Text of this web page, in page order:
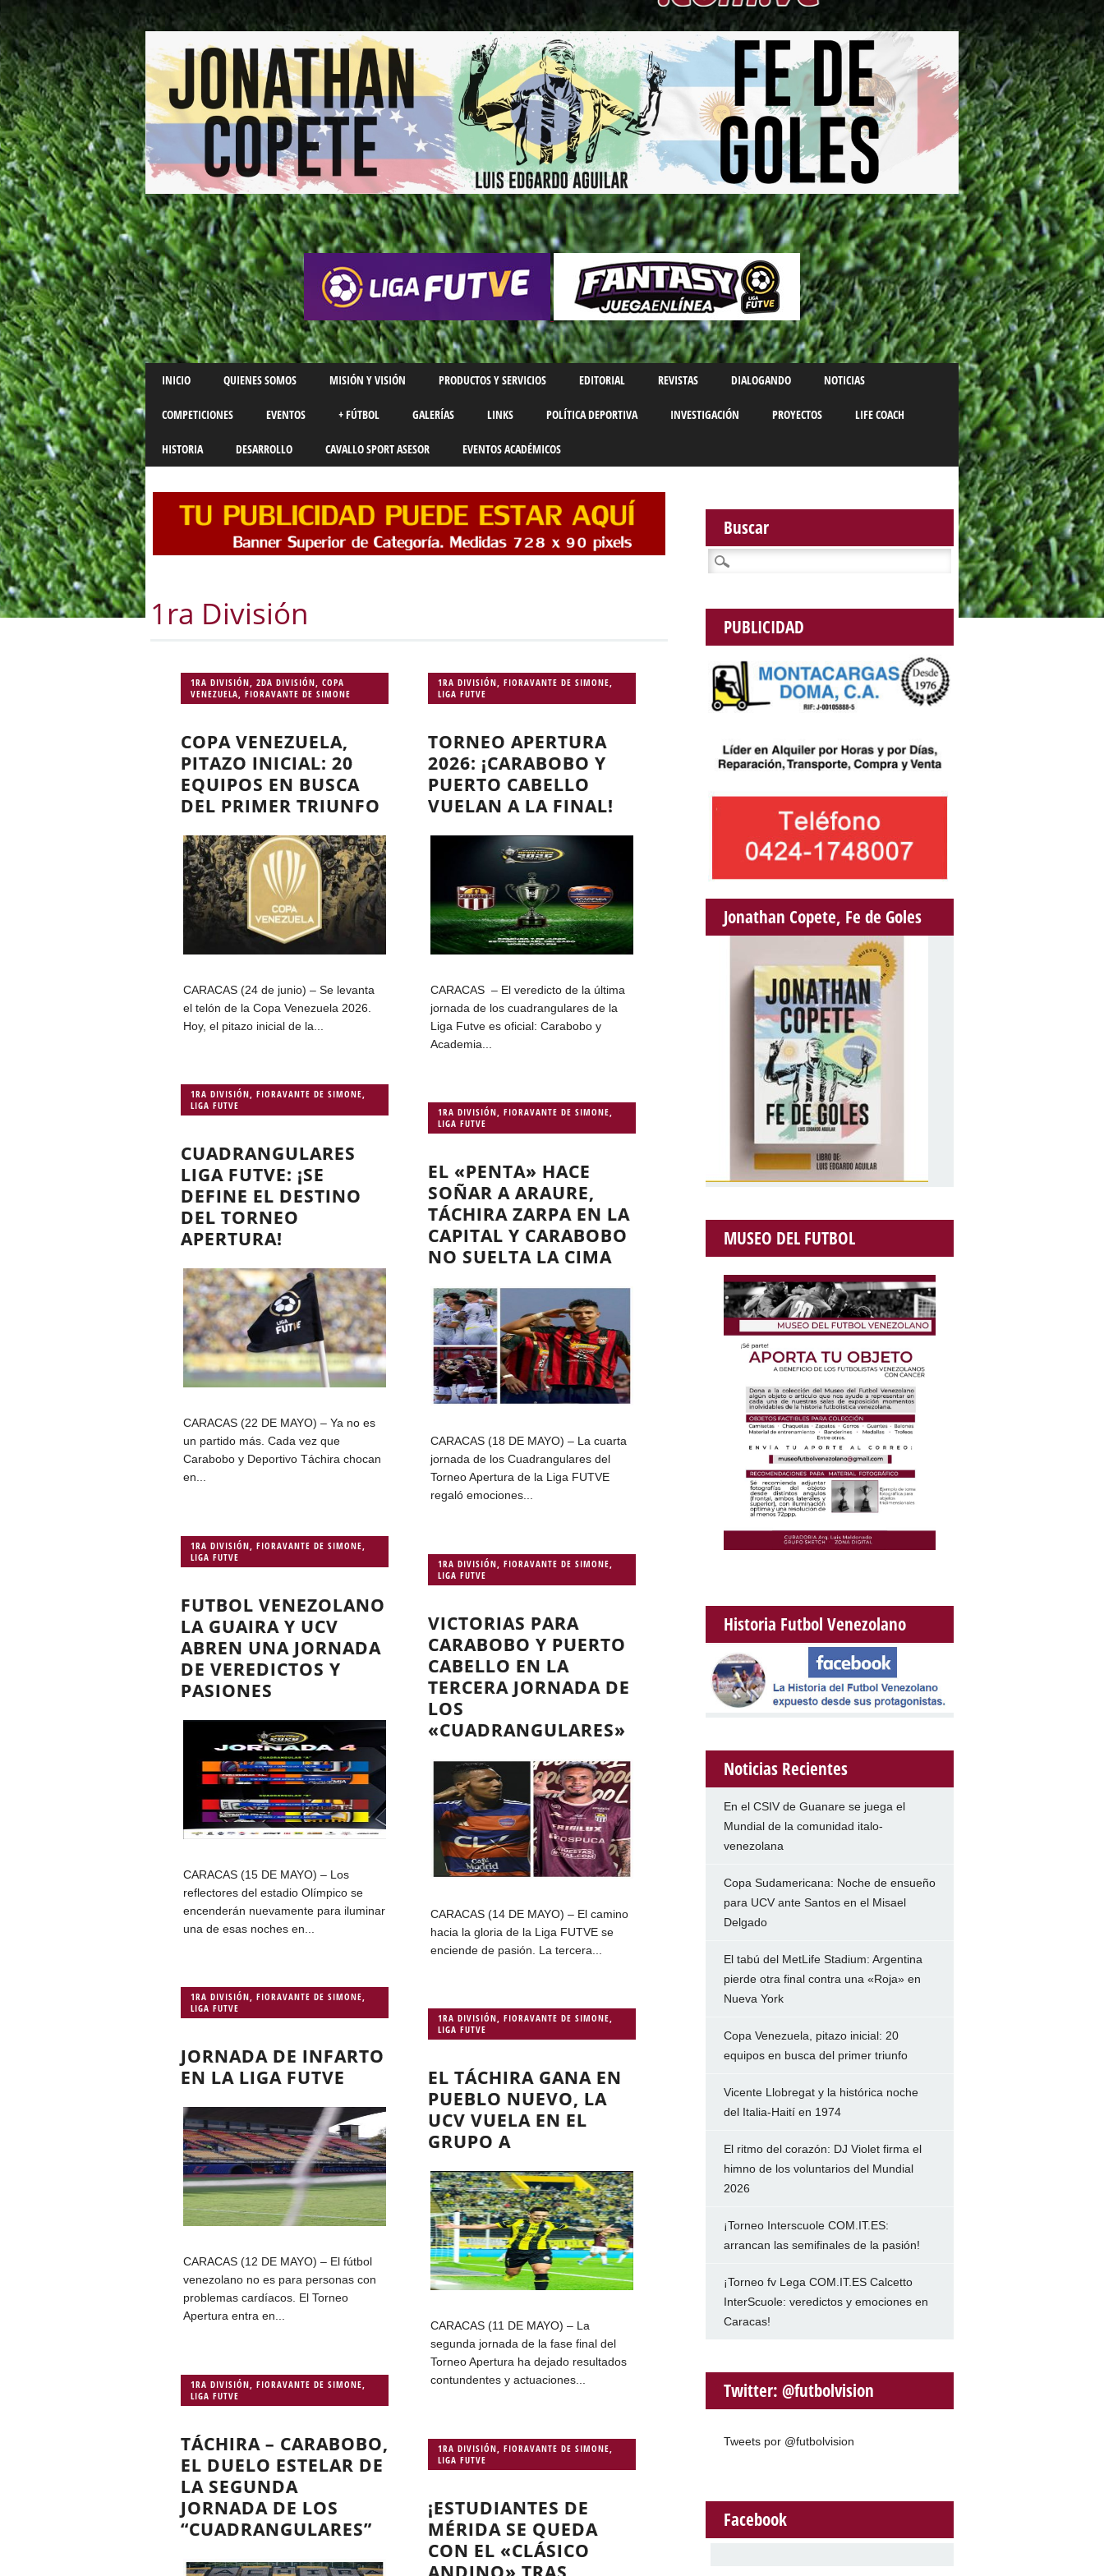
Main menu
Skip
to
content
INICIO QUIENES SOMOS MISIÓN Y VISIÓN PRODUCTOS Y SERVICIOS EDITORIAL REVISTAS DIALOGANDO NOTICIAS
COMPETICIONES EVENTOS + FÚTBOL GALERÍAS LINKS POLÍTICA DEPORTIVA INVESTIGACIÓN PROYECTOS LIFE COACH
HISTORIA DESARROLLO CAVALLO SPORT ASESOR EVENTOS ACADÉMICOS
1ra División
1RA DIVISIÓN ,2DA DIVISIÓN ,COPA
VENEZUELA ,FIORAVANTE DE SIMONE
COPA VENEZUELA,
PITAZO INICIAL: 20
EQUIPOS EN BUSCA
DEL PRIMER TRIUNFO
CARACAS (24 de junio) – Se levanta
el telón de la Copa Venezuela 2026.
Hoy, el pitazo inicial de la...
1RA DIVISIÓN FIORAVANTE DE SIMONE
LIGA FUTVE
TORNEO APERTURA
2026: ¡CARABOBO Y
PUERTO CABELLO
VUELAN A LA FINAL!
CARACAS – El veredicto de la última
jornada de los cuadrangulares de la
Liga Futve es oficial: Carabobo y
Academia...
1RA DIVISIÓN,FIORAVANTE DE SIMONE,
LIGA FUTVE
CUADRANGULARES
LIGA FUTVE: ¡SE
DEFINE EL DESTINO
DEL TORNEO
APERTURA!
CARACAS (22 DE MAYO) – Ya no es
un partido más. Cada vez que
Carabobo y Deportivo Táchira chocan
en...
1RA DIVISIÓN, FIORAVANTE DE SIMONE,
LIGA FUTVE
EL «PENTA» HACE
SOÑAR A ARAURE,
TÁCHIRA ZARPA EN LA
CAPITAL Y CARABOBO
NO SUELTA LA CIMA
CARACAS (18 DE MAYO) – La cuarta
jornada de los Cuadrangulares del
Torneo Apertura de la Liga FUTVE
regaló emociones...
1RA DIVISIÓN ,FIORAVANTE DE SIMONE
LIGA FUTVE
FUTBOL VENEZOLANO
LA GUAIRA Y UCV
ABREN UNA JORNADA
DE VEREDICTOS Y
PASIONES
CARACAS (15 DE MAYO) – Los
reflectores del estadio Olímpico se
encenderán nuevamente para iluminar
una de esas noches en...
1RA DIVISIÓN FIORAVANTE DE SIMONE
LIGA FUTVE
VICTORIAS PARA
CARABOBO Y PUERTO
CABELLO EN LA
TERCERA JORNADA DE
LOS
«CUADRANGULARES»
CARACAS (14 DE MAYO) – El camino
hacia la gloria de la Liga FUTVE se
enciende de pasión. La tercera...
1RA DIVISIÓN,FIORAVANTE DE SIMONE,
LIGA FUTVE
JORNADA DE INFARTO
EN LA LIGA FUTVE
CARACAS (12 DE MAYO) – El fútbol
venezolano no es para personas con
problemas cardíacos. El Torneo
Apertura entra en...
1RA DIVISIÓN, FIORAVANTE DE SIMONE,
LIGA FUTVE
EL TÁCHIRA GANA EN
PUEBLO NUEVO, LA
UCV VUELA EN EL
GRUPO A
CARACAS (11 DE MAYO) – La
segunda jornada de la fase final del
Torneo Apertura ha dejado resultados
contundentes y actuaciones...
1RA DIVISIÓN ,FIORAVANTE DE SIMONE
LIGA FUTVE
TÁCHIRA – CARABOBO,
EL DUELO ESTELAR DE
LA SEGUNDA
JORNADA DE LOS
“CUADRANGULARES”
1RA DIVISIÓN FIORAVANTE DE SIMONE
LIGA FUTVE
¡ESTUDIANTES DE
MÉRIDA SE QUEDA
CON EL «CLÁSICO
Buscar
Buscar:
PUBLICIDAD
Jonathan Copete, Fe de Goles
MUSEO DEL FUTBOL
Historia Futbol Venezolano
Noticias Recientes
En el CSIV de Guanare se juega el
Mundial de la comunidad italo-
venezolana
Copa Sudamericana: Noche de ensueño
para UCV ante Santos en el Misael
Delgado
El tabú del MetLife Stadium: Argentina
pierde otra final contra una «Roja» en
Nueva York
Copa Venezuela, pitazo inicial: 20
equipos en busca del primer triunfo
Vicente Llobregat y la histórica noche
del Italia-Haití en 1974
El ritmo del corazón: DJ Violet firma el
himno de los voluntarios del Mundial
2026
¡Torneo Interscuole COM.IT.ES:
arrancan las semifinales de la pasión!
¡Torneo fv Lega COM.IT.ES Calcetto
InterScuole: veredictos y emociones en
Caracas!
Twitter: @futbolvision
Tweets por @futbolvision
Facebook